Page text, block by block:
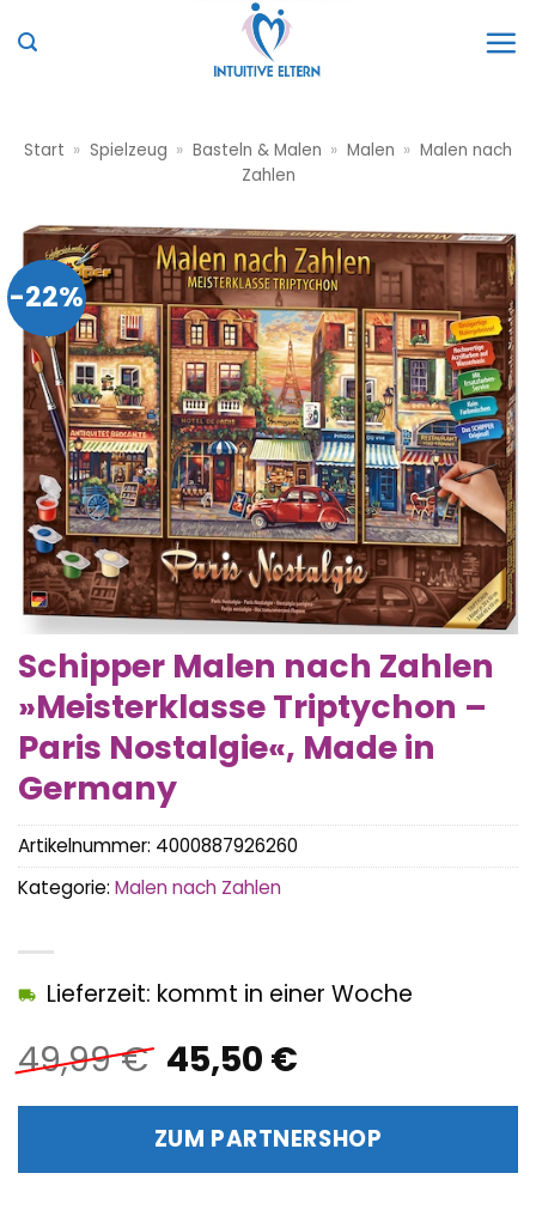
Inhalt
Start » Spielzeug » Basteln & Malen » Malen » Malen nach
Zahlen
-22%
Schipper Malen nach Zahlen
»Meisterklasse Triptychon –
Paris Nostalgie«, Made in
Germany
49,99€ Ursprünglicher
Preis
war:
49,99 €
45,50 €Aktueller
ist:
45,50 €.
Lieferzeit: kommt in einer Woche
ZUM PARTNERSHOP
Artikelnummer: 4000887926260
Kategorie: Malen nach Zahlen